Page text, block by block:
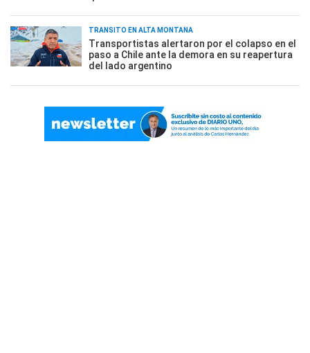
TRÁNSITO EN ALTA MONTAÑA
Transportistas alertaron por el colapso en el
paso a Chile ante la demora en su reapertura
del lado argentino